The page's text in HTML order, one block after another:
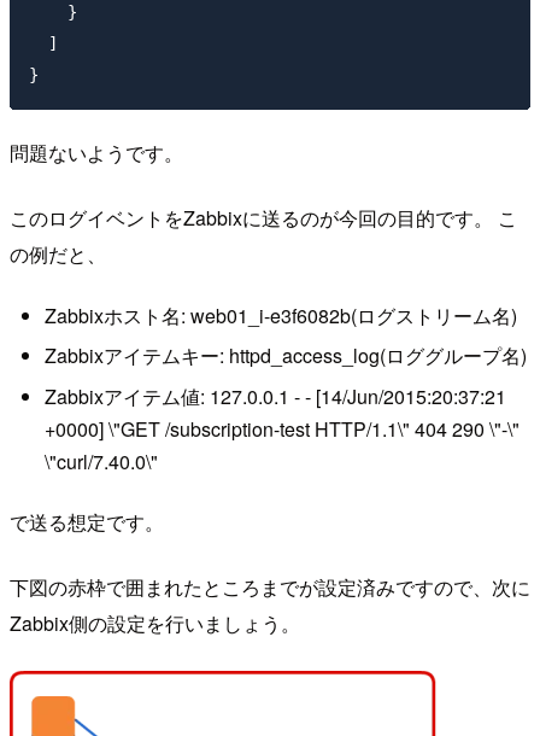
    }
  ]
問題ないようです。
このログイベントをZabbixに送るのが今回の目的です。 こ
の例だと、
Zabbixホスト名: web01_i-e3f6082b(ログストリーム名)
Zabbixアイテムキー: httpd_access_log(ロググループ名)
Zabbixアイテム値: 127.0.0.1 - - [14/Jun/2015:20:37:21
+0000] \"GET /subscription-test HTTP/1.1\" 404 290 \"-\"
\"curl/7.40.0\"
で送る想定です。
下図の赤枠で囲まれたところまでが設定済みですので、次に
Zabbix側の設定を行いましょう。